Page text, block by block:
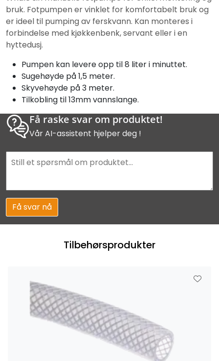
bruk. Fotpumpen er vinklet for komfortabelt bruk og
er ideel til pumping av ferskvann. Kan monteres i
forbindelse med kjøkkenbenk, servant eller i en
hyttedusj.
Pumpen kan levere opp til 8 liter i minuttet.
Sugehøyde på 1,5 meter.
Skyvehøyde på 3 meter.
Tilkobling til 13mm vannslange.
Få raske svar om produktet!
Vår AI-assistent hjelper deg !
Få svar nå
Tilbehørsprodukter